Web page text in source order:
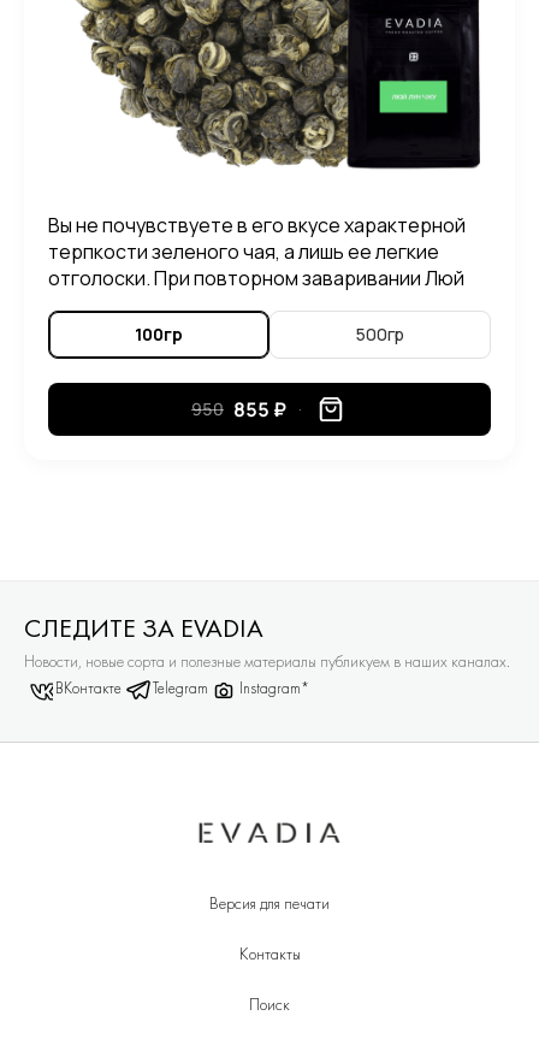
Вы не почувствуете в его вкусе характерной
терпкости зеленого чая, а лишь ее легкие
отголоски. При повторном заваривании Люй
Лун Чжу, можно ощутить в его вкусе приятные
нотки злаковых растений.
100гр 500гр
950 855 ₽
СЛЕДИТЕ ЗА EVADIA
Новости, новые сорта и полезные материалы публикуем в наших каналах.
ВКонтакте Telegram Instagram*
Версия для печати
Контакты
Поиск